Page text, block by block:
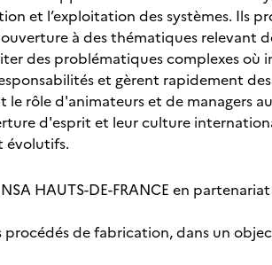
et l’exploitation des systèmes. Ils
à des thématiques relevant
des problématiques complexes où
et gèrent rapidement
rôle d'animateurs et de managers
d'esprit et leur culture
évolutifs.
HAUTS-DE-FRANCE en
procédés de fabrication, dans un